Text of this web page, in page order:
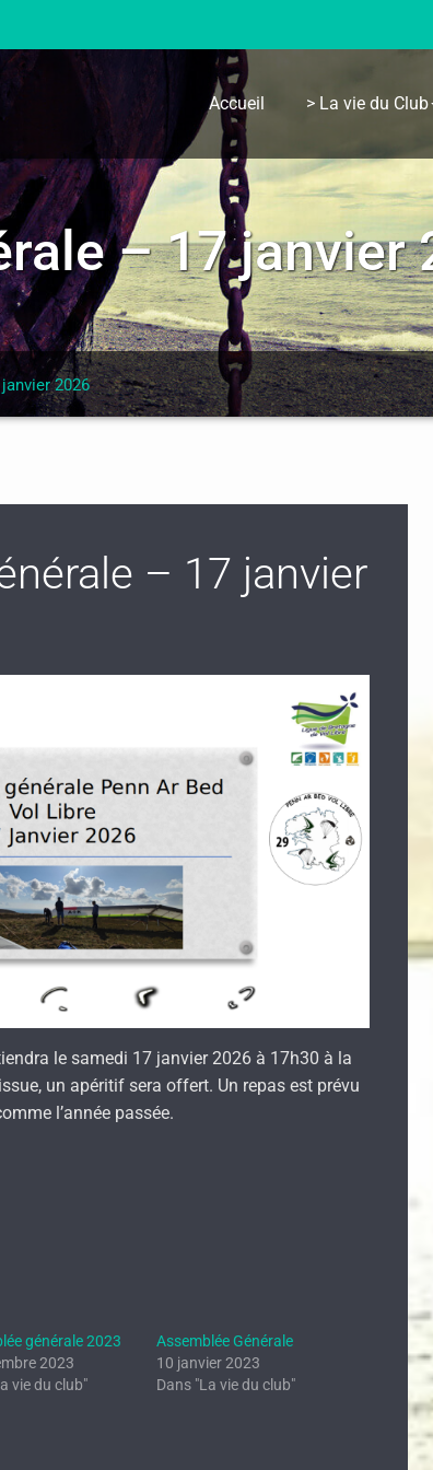
Accueil > La vie du Club
– 17 janvier
2026
– 17 janvier
le samedi 17 janvier 2026 à 17h30 à la
un apéritif sera offert. Un repas est prévu
l’année passée.
générale 2023
2023
vie du club"
Assemblée Générale
10 janvier 2023
Dans "La vie du club"